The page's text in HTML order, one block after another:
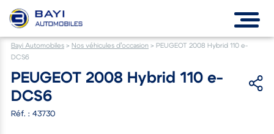
Bayi Automobiles> Nos véhicules d’occasion> PEUGEOT 2008 Hybrid 110 e-
DCS6
PEUGEOT 2008 Hybrid 110 e-
DCS6
Réf. : 43730